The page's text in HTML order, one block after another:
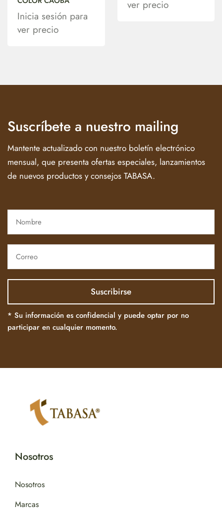
Inicia sesión para
ver precio
ver precio
Suscríbete a nuestro mailing
Mantente actualizado con nuestro boletín electrónico
mensual, que presenta ofertas especiales, lanzamientos
de nuevos productos y consejos TABASA.
* Su información es confidencial y puede optar por no
participar en cualquier momento.
Nosotros
Nosotros
Marcas